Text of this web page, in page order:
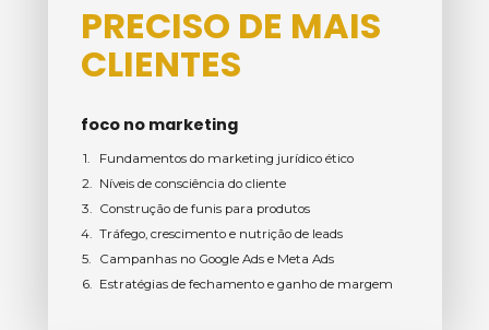
PRECISO DE MAIS
CLIENTES
foco no marketing
Fundamentos do marketing jurídico ético
Níveis de consciência do cliente
Construção de funis para produtos
Tráfego, crescimento e nutrição de leads
Campanhas no Google Ads e Meta Ads
Estratégias de fechamento e ganho de margem